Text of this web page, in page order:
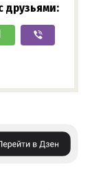
друзьями: